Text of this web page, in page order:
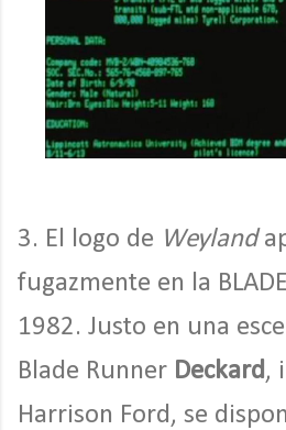
3. El logo de Weyland
fugazmente en la
1982. Justo en una
Blade Runner Deckard ,
Harrison Ford, se